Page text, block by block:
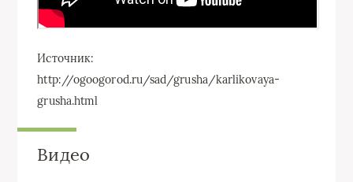
Источник:
http://ogoogorod.ru/sad/grusha/karlikovaya-
grusha.html
Видео